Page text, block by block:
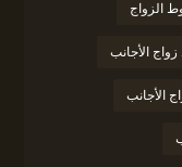
الزواج
الأجانب
الأجانب